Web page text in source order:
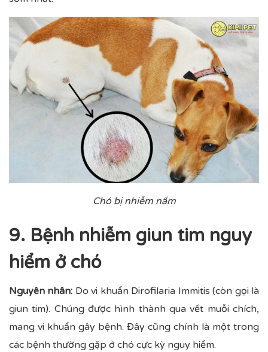
Chó bị nhiễm nấm
9. Bệnh nhiễm giun tim nguy
hiểm ở chó
Nguyên nhân: Do vi khuẩn Dirofilaria Immitis (còn gọi là
giun tim). Chúng được hình thành qua vết muỗi chích,
mang vi khuẩn gây bệnh. Đây cũng chính là một trong
các bệnh thường gặp ở chó cực kỳ nguy hiểm.